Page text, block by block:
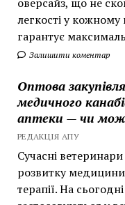
легкості у кожному
гарантує
Залишити коментар
Оптова
медичного
аптеки — чи
РЕДАКЦІЯ АПУ
Сучасні
розвитку
терапії. На